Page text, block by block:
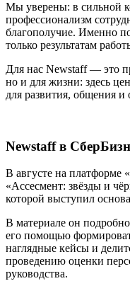
Мы уверены: в сильной
профессионализм
благополучие. Именно
только результатам
Для нас Newstaff — это
но и для жизни: здесь
для развития, общения и
Newstaff в
В августе на платформе
«Ассесмент: звёзды и
которой выступил
В материале он подробно
его помощью
наглядные кейсы и
проведению оценки
руководства.